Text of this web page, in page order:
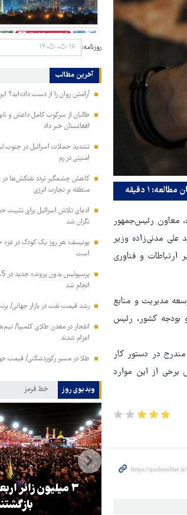
مطالعه: ۱ دقیقه
معاون رئیس‌جمهور
علی مدنی‌زاده وزیر
ارتباطات و فناوری
مدیریت و منابع
بودجه کشور، رئیس
در دستور کار
از این موارد
روزنامه:
آخرین مطالب
آرامش روان را از دست داده‌اید؟
طالبان از سرکوب کامل داعش و
افغانستان خبر داد
تشدید حملات اسرائیل در جنوب
امنیتی در رم
کاهش چشمگیر تردد نفتکش‌ها
منطقه بر تجارت انرژی
ادعای تلاش اسرائیل برای
نگران شد
یونیسف: هر روز یک کودک در غزه
است
انجام شد
رشد قیمت نفت در بازار جهانی/ برنت به ۸۳ دلار
انفجار در معدن طلای کلمبیا/
اعزام شدند
طلا در مسیر رکوردشکنی/ قیمت جهانی از ۴۲۶۰ دلار
ویدیوی روز خط قرمز
۳ میلیون زائر اربعین به کشور
بازگشتند